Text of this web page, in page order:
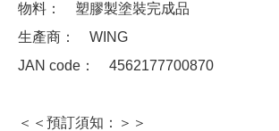
物料：　塑膠製塗裝完成品
生產商：　WING
JAN code：　4562177700870
＜＜預訂須知：＞＞